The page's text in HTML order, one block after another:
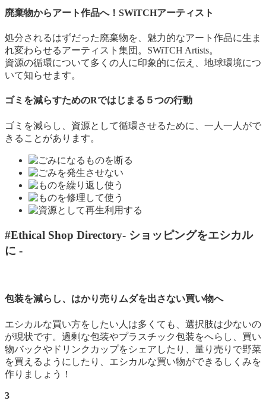
廃棄物からアート作品へ！SWiTCHアーティスト
処分されるはずだった廃棄物を、魅力的なアート作品に生ま
れ変わらせるアーティスト集団。SWiTCH Artists。
資源の循環について多くの人に印象的に伝え、地球環境につ
いて知らせます。
ゴミを減らすためのRではじまる５つの行動
ゴミを減らし、資源として循環させるために、一人一人がで
きることがあります。
#Ethical Shop Directory- ショッピングをエシカル
に -
包装を減らし、はかり売りムダを出さない買い物へ
エシカルな買い方をしたい人は多くても、選択肢は少ないの
が現状です。過剰な包装やプラスチック包装をへらし、買い
物バックやドリンクカップをシェアしたり、量り売りで野菜
を買えるようにしたり、エシカルな買い物ができるしくみを
作りましょう！
3